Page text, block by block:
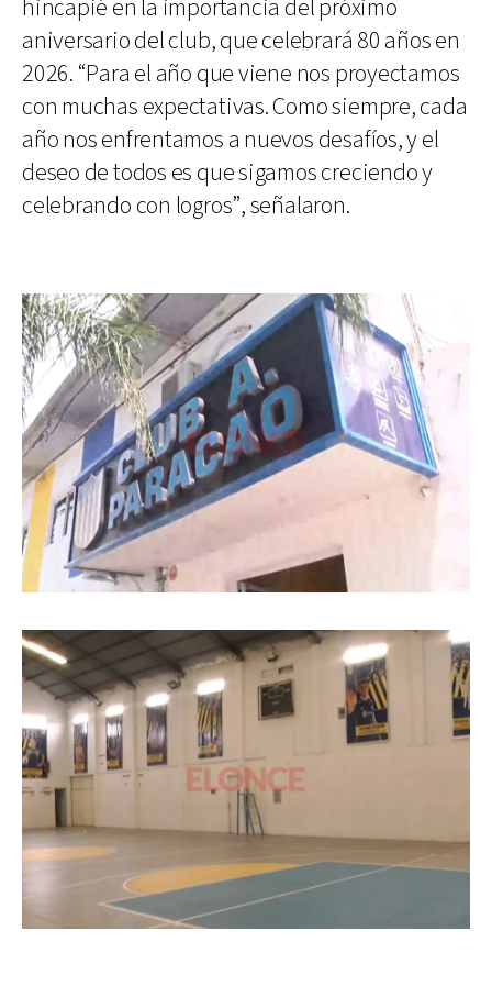
hincapié en la importancia del próximo
aniversario del club, que celebrará 80 años en
2026. “Para el año que viene nos proyectamos
con muchas expectativas. Como siempre, cada
año nos enfrentamos a nuevos desafíos, y el
deseo de todos es que sigamos creciendo y
celebrando con logros”, señalaron.